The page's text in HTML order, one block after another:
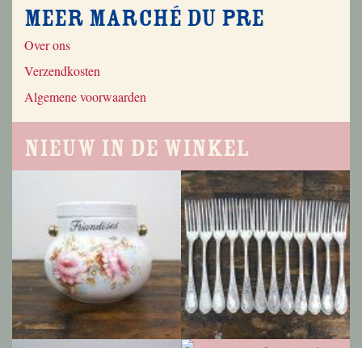
Meer Marché du Pre
Over ons
Verzendkosten
Algemene voorwaarden
Nieuw in de winkel